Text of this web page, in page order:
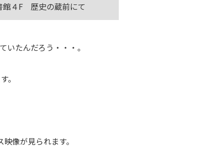
館４F 歴史の蔵前にて
いたんだろう・・・。
。
像が見られます。